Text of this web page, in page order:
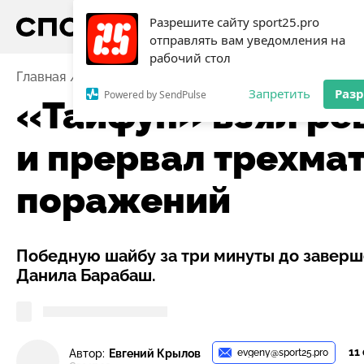
Разрешите сайту sport25.pro
отправлять вам уведомления на
рабочий стол
Powered by SendPulse Запретить
Главная «Тайфун» взял
«Тайфун» взял
и прервал
поражений
Победную шайбу за три минуты до
Данила Барабаш.
Автор: Евгений Крылов evgeny@sport25.pro 11